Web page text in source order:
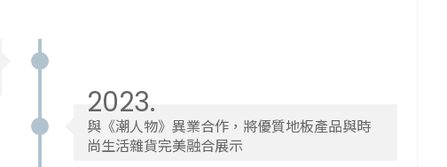
2023.
與《潮人物》異業合作，將優質地板產品與時
尚生活雜貨完美融合展示